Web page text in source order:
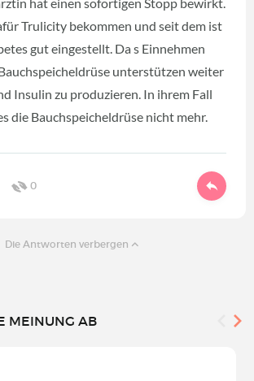
Trulicity bekommen und seit dem ist
gut eingestellt. Da s Einnehmen
unterstützen weiter
Insulin zu produzieren. In ihrem Fall
die Bauchspeicheldrüse nicht mehr.
0
Die Antworten verbergen
MEINUNG AB